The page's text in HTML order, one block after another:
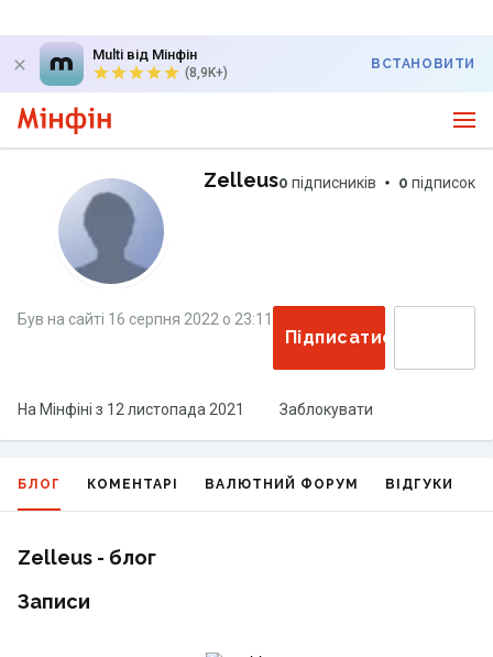
Multi від Мінфін
(8,9K+)
ВСТАНОВИТИ
Zelleus0 підписників 0 підписок
Був на сайті 16 серпня 2022 о 23:11
Підписатися
На Мінфіні з 12 листопада 2021 Заблокувати
БЛОГ КОМЕНТАРІ ВАЛЮТНИЙ ФОРУМ ВІДГУКИ
Zelleus - блог
Записи